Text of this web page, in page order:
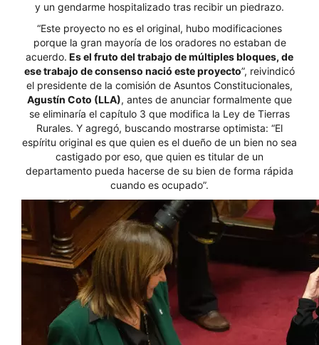
y un gendarme hospitalizado tras recibir un piedrazo.
“Este proyecto no es el original, hubo modificaciones
porque la gran mayoría de los oradores no estaban de
acuerdo. Es el fruto del trabajo de múltiples bloques, de
ese trabajo de consenso nació este proyecto”, reivindicó
el presidente de la comisión de Asuntos Constitucionales,
Agustín Coto (LLA), antes de anunciar formalmente que
se eliminaría el capítulo 3 que modifica la Ley de Tierras
Rurales. Y agregó, buscando mostrarse optimista: “El
espíritu original es que quien es el dueño de un bien no sea
castigado por eso, que quien es titular de un
departamento pueda hacerse de su bien de forma rápida
cuando es ocupado”.